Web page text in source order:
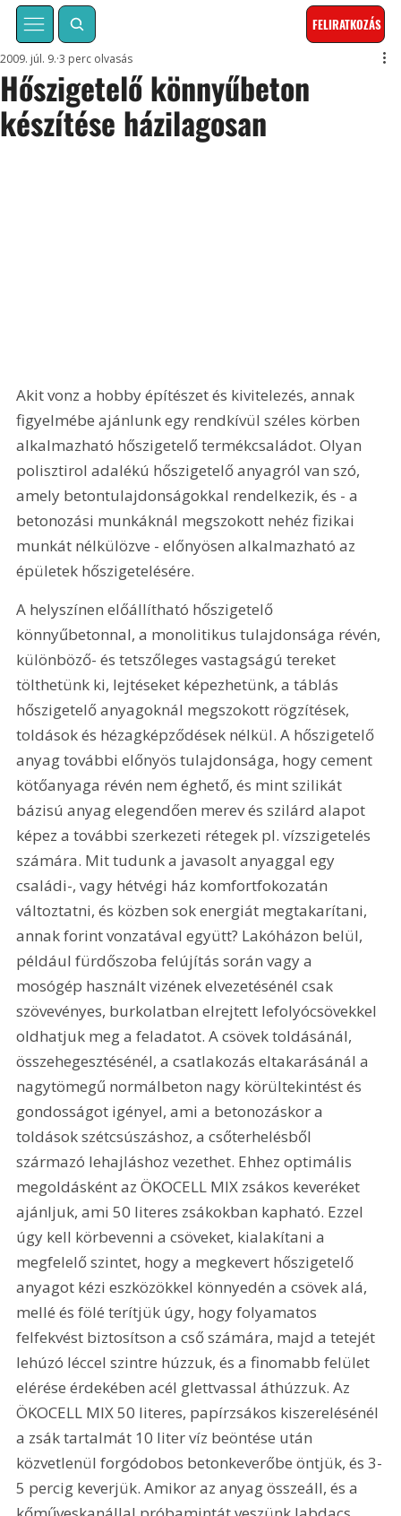
FELIRATKOZÁS
Hőszigetelő könnyűbeton
készítése házilagosan
2009. júl. 9. 3 perc olvasás
Akit vonz a hobby építészet és kivitelezés, annak
figyelmébe ajánlunk egy rendkívül széles körben
alkalmazható hőszigetelő termékcsaládot. Olyan
polisztirol adalékú hőszigetelő anyagról van szó,
amely betontulajdonságokkal rendelkezik, és - a
betonozási munkáknál megszokott nehéz fizikai
munkát nélkülözve - előnyösen alkalmazható az
épületek hőszigetelésére.
A helyszínen előállítható hőszigetelő
könnyűbetonnal, a monolitikus tulajdonsága révén,
különböző- és tetszőleges vastagságú tereket
tölthetünk ki, lejtéseket képezhetünk, a táblás
hőszigetelő anyagoknál megszokott rögzítések,
toldások és hézagképződések nélkül. A hőszigetelő
anyag további előnyös tulajdonsága, hogy cement
kötőanyaga révén nem éghető, és mint szilikát
bázisú anyag elegendően merev és szilárd alapot
képez a további szerkezeti rétegek pl. vízszigetelés
számára. Mit tudunk a javasolt anyaggal egy
családi-, vagy hétvégi ház komfortfokozatán
változtatni, és közben sok energiát megtakarítani,
annak forint vonzatával együtt? Lakóházon belül,
például fürdőszoba felújítás során vagy a
mosógép használt vizének elvezetésénél csak
szövevényes, burkolatban elrejtett lefolyócsövekkel
oldhatjuk meg a feladatot. A csövek toldásánál,
összehegesztésénél, a csatlakozás eltakarásánál a
nagytömegű normálbeton nagy körültekintést és
gondosságot igényel, ami a betonozáskor a
toldások szétcsúszáshoz, a csőterhelésből
származó lehajláshoz vezethet. Ehhez optimális
megoldásként az ÖKOCELL MIX zsákos keveréket
ajánljuk, ami 50 literes zsákokban kapható. Ezzel
úgy kell körbevenni a csöveket, kialakítani a
megfelelő szintet, hogy a megkevert hőszigetelő
anyagot kézi eszközökkel könnyedén a csövek alá,
mellé és fölé terítjük úgy, hogy folyamatos
felfekvést biztosítson a cső számára, majd a tetejét
lehúzó léccel szintre húzzuk, és a finomabb felület
elérése érdekében acél glettvassal áthúzzuk. Az
ÖKOCELL MIX 50 literes, papírzsákos kiszerelésénél
a zsák tartalmát 10 liter víz beöntése után
közvetlenül forgódobos betonkeverőbe öntjük, és 3-
5 percig keverjük. Amikor az anyag összeáll, és a